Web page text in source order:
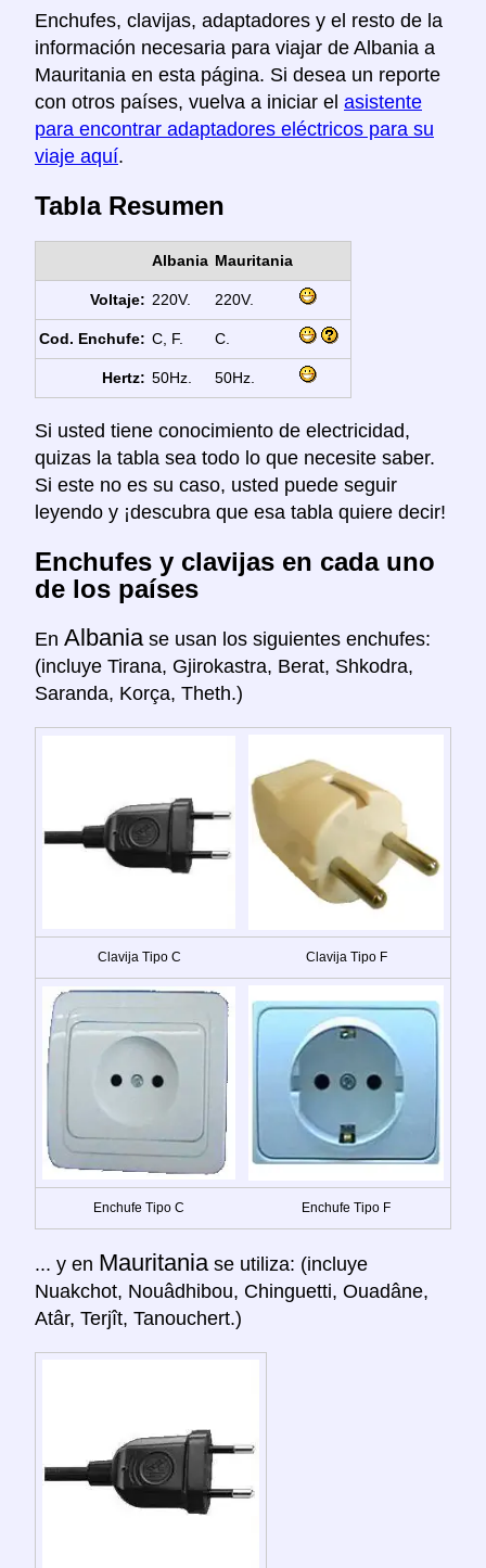
Enchufes, clavijas, adaptadores y el resto de la
información necesaria para viajar de Albania a
Mauritania en esta página. Si desea un reporte
con otros países, vuelva a iniciar el asistente
para encontrar adaptadores eléctricos para su
viaje aquí.
Tabla Resumen
Albania Mauritania
Voltaje: 220V. 220V.
Cod. Enchufe: C, F. C.
Hertz: 50Hz. 50Hz.
Si usted tiene conocimiento de electricidad,
quizas la tabla sea todo lo que necesite saber.
Si este no es su caso, usted puede seguir
leyendo y ¡descubra que esa tabla quiere decir!
Enchufes y clavijas en cada uno
de los países
En Albania se usan los siguientes enchufes:
(incluye Tirana, Gjirokastra, Berat, Shkodra,
Saranda, Korça, Theth.)
Clavija Tipo C Clavija Tipo F
Enchufe Tipo C Enchufe Tipo F
... y en Mauritania se utiliza: (incluye
Nuakchot, Nouâdhibou, Chinguetti, Ouadâne,
Atâr, Terjît, Tanouchert.)